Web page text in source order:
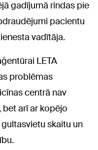
gadījumā rindas pie
pacientu
vadītāja.
LETA
problēmas
centrā nav
arī ar kopējo
skaitu un